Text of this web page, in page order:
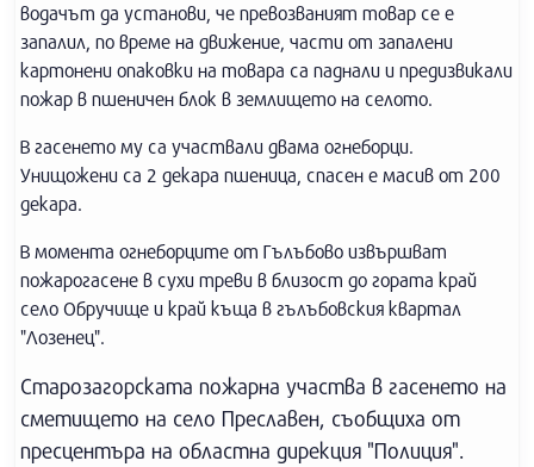
водачът да установи, че превозваният товар се е
запалил, по време на движение, части от запалени
картонени опаковки на товара са паднали и предизвикали
пожар в пшеничен блок в землището на селото.
В гасенето му са участвали двама огнеборци.
Унищожени са 2 декара пшеница, спасен е масив от 200
декара.
В момента огнеборците от Гълъбово извършват
пожарогасене в сухи треви в близост до гората край
село Обручище и край къща в гълъбовския квартал
"Лозенец".
Старозагорската пожарна участва в гасенето на
сметището на село Преславен, съобщиха от
пресцентъра на областна дирекция "Полиция".